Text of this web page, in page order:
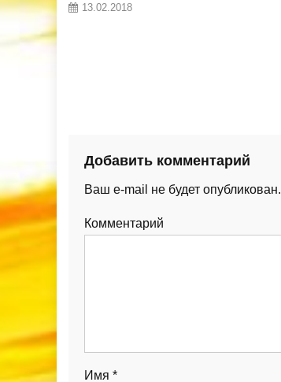
13.02.2018
Добавить комментарий
Ваш e-mail не будет опубликован.
Комментарий
Имя *